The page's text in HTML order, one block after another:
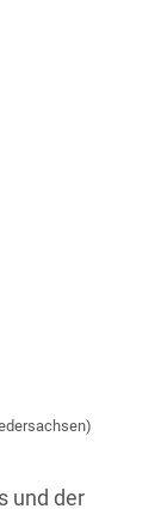
und der